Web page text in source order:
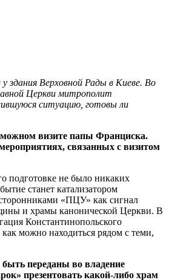
уздания Верховной Рады в Киеве. Во
Церкви митрополит
ситуацию, готовы ли
визите папы Франциска.
связанных с визитом
подготовке не было никаких
станет катализатором
«ПЦУ» как сигнал
и храмы канонической Церкви. В
Константинопольского
можно находиться рядом с теми,
переданы во владение
презентовать какой-либо храм